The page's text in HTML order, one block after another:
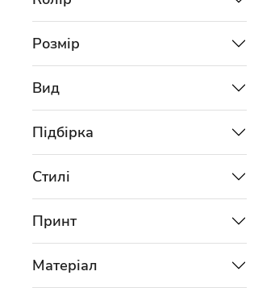
Розмір
Вид
Підбірка
Стилі
Принт
Матеріал